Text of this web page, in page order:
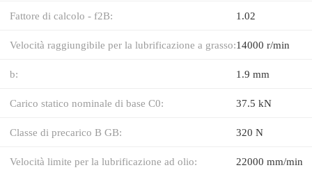
Fattore di calcolo - f2B: 1.02
Velocità raggiungibile per la lubrificazione a grasso:14000 r/min
b: 1.9 mm
Carico statico nominale di base C0: 37.5 kN
Classe di precarico B GB: 320 N
Velocità limite per la lubrificazione ad olio: 22000 mm/min